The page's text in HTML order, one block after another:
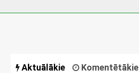
Aktuālākie Komentētākie